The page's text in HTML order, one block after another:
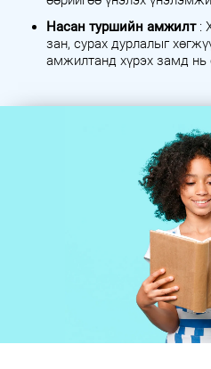
Насан туршийн амжилт:
зан, сурах дурлалыг
амжилтанд хүрэх замд нь